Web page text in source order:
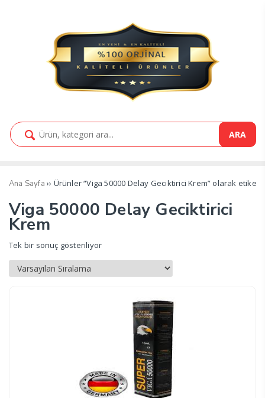
ARA
Ana Sayfa ›› Ürünler “Viga 50000 Delay Geciktirici Krem” olarak
Viga 50000 Delay Geciktirici
Krem
Tek bir sonuç gösteriliyor